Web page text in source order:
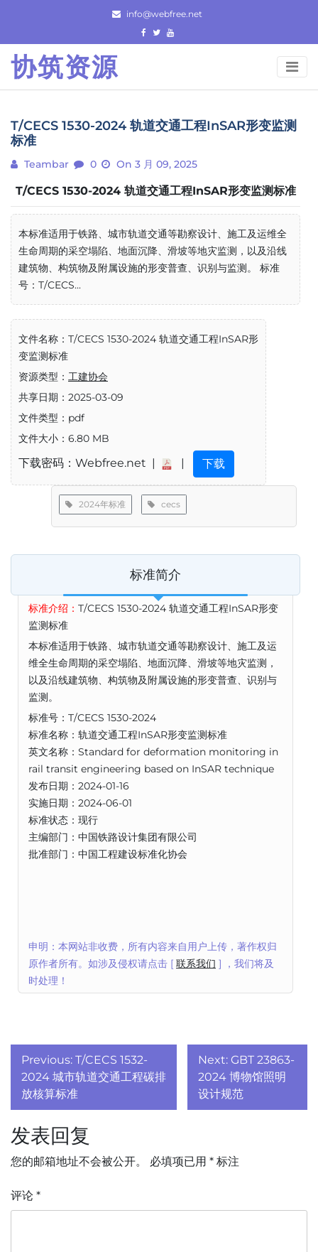
content
info@webfree.net
协筑资源
T/CECS 1530-2024 轨道交通工程InSAR形变监测
标准
Teambar 0 On 3 月 09, 2025
T/CECS 1530-2024 轨道交通工程InSAR形变监测标准
本标准适用于铁路、城市轨道交通等勘察设计、施工及运维全
生命周期的采空塌陷、地面沉降、滑坡等地灾监测，以及沿线
建筑物、构筑物及附属设施的形变普查、识别与监测。 标准
号：T/CECS...
文件名称：T/CECS 1530-2024 轨道交通工程InSAR形
变监测标准
资源类型： 工建协会
共享日期：2025-03-09
文件类型：pdf
文件大小：6.80 MB
下载密码：Webfree.net | | 下载
2024年标准 cecs
标准简介
标准介绍： T/CECS 1530-2024 轨道交通工程InSAR形变
监测标准
本标准适用于铁路、城市轨道交通等勘察设计、施工及运
维全生命周期的采空塌陷、地面沉降、滑坡等地灾监测，
以及沿线建筑物、构筑物及附属设施的形变普查、识别与
监测。
标准号：T/CECS 1530-2024
标准名称：轨道交通工程InSAR形变监测标准
英文名称：Standard for deformation monitoring in
rail transit engineering based on InSAR technique
发布日期：2024-01-16
实施日期：2024-06-01
标准状态：现行
主编部门：中国铁路设计集团有限公司
批准部门：中国工程建设标准化协会
申明：本网站非收费，所有内容来自用户上传，著作权归
原作者所有。如涉及侵权请点击 [ 联系我们 ] ，我们将及
时处理！
文
章
导
航
Previous: T/CECS 1532-
2024 城市轨道交通工程碳排
放核算标准
Next: GBT 23863-
2024 博物馆照明
设计规范
发表回复
您的邮箱地址不会被公开。 必填项已用 * 标注
评论 *